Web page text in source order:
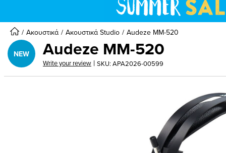
Ακουστικά Ακουστικά Studio Audeze MM-520
NEW Audeze MM-520
Write your review | SKU: APA2026-00599
Audeze MM-520